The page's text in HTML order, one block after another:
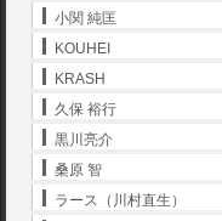
小関 純匡
KOUHEI
KRASH
久保 裕行
黒川亮介
桑原 智
ラース（川村直生）